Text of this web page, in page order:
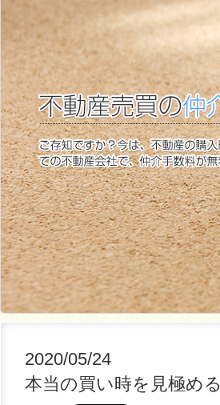
2020/05/24
本当の買い時を見極め